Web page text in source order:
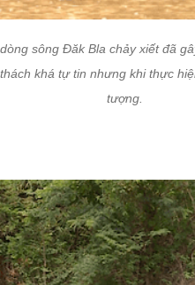
sông Đăk Bla chảy xiết đã
khá tự tin nhưng khi thực
tượng.